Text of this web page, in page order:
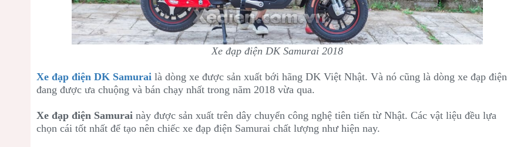
Xe đạp điện DK Samurai 2018
Xe đạp điện DK Samurai là dòng xe được sản xuất bới hãng DK Việt Nhật. Và nó cũng là dòng xe đạp điện
đang được ưa chuộng và bán chạy nhất trong năm 2018 vừa qua.
Xe đạp điện Samurai này được sản xuất trên dây chuyển công nghệ tiên tiến từ Nhật. Các vật liệu đều lựa
chọn cái tốt nhất để tạo nên chiếc xe đạp điện Samurai chất lượng như hiện nay.